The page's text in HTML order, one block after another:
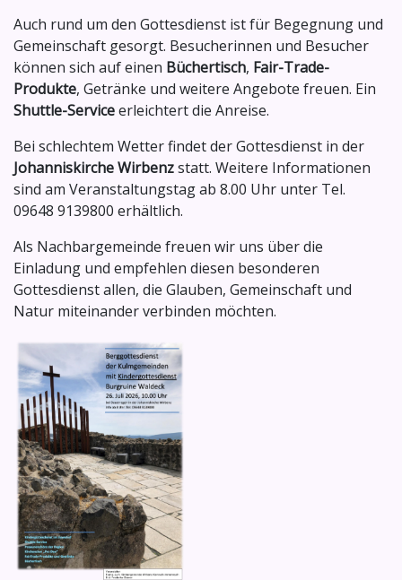
Auch rund um den Gottesdienst ist für Begegnung und
Gemeinschaft gesorgt. Besucherinnen und Besucher
können sich auf einen Büchertisch, Fair-Trade-
Produkte, Getränke und weitere Angebote freuen. Ein
Shuttle-Serviceerleichtert die Anreise.
Bei schlechtem Wetter findet der Gottesdienst in der
Johanniskirche Wirbenzstatt. Weitere Informationen
sind am Veranstaltungstag ab 8.00 Uhr unter Tel.
09648 9139800 erhältlich.
Als Nachbargemeinde freuen wir uns über die
Einladung und empfehlen diesen besonderen
Gottesdienst allen, die Glauben, Gemeinschaft und
Natur miteinander verbinden möchten.